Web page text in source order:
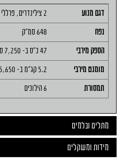
דגם מנוע 2 צילינדרים, פרללי מקורר אוויר
נפח 648 סמ"ק
הספק מירבי 47 כ"ס ב- 7,250 סל"ד
מומנט מירבי 5.2 קג"מ ב- 5,650 סל"ד
תמסורת 6 הילוכים
מתלים ובלמים
מידות ומשקלים